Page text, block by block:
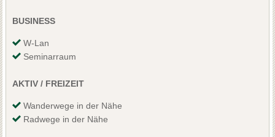
BUSINESS
W-Lan
Seminarraum
AKTIV / FREIZEIT
Wanderwege in der Nähe
Radwege in der Nähe